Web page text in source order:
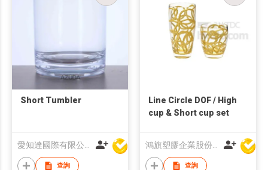
Short Tumbler
查詢
Line Circle DOF / High
cup & Short cup set
鴻旗塑膠企業股份有限公司
查詢